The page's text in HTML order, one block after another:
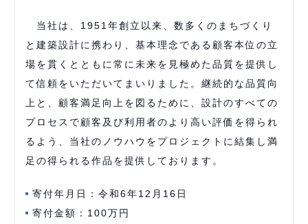
当社は、1951年創立以来、数多くのまちづくり
と建築設計に携わり、基本理念である顧客本位の立
場を貫くとともに常に未来を見極めた品質を提供し
て信頼をいただいてまいりました。継続的な品質向
上と、顧客満足向上を図るために、設計のすべての
プロセスで顧客及び利用者のより高い評価を得られ
るよう、当社のノウハウをプロジェクトに結集し満
足の得られる作品を提供しております。
寄付年月日：令和6年12月16日
寄付金額：100万円